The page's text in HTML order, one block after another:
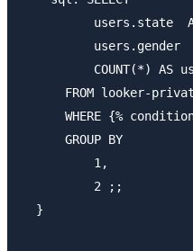
users.state
users.gender
COUNT(*) AS
FROM looker-
WHERE {%
      GROUP BY
          1,
          2 ;;
  }